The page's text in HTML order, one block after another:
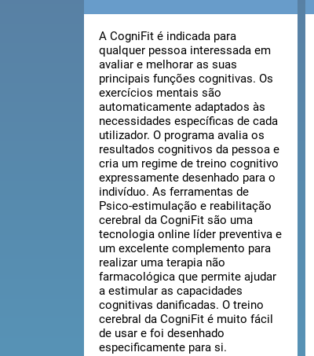
A CogniFit é indicada para
qualquer pessoa interessada em
avaliar e melhorar as suas
principais funções cognitivas. Os
exercícios mentais são
automaticamente adaptados às
necessidades específicas de cada
utilizador. O programa avalia os
resultados cognitivos da pessoa e
cria um regime de treino cognitivo
expressamente desenhado para o
indivíduo. As ferramentas de
Psico-estimulação e reabilitação
cerebral da CogniFit são uma
tecnologia online líder preventiva e
um excelente complemento para
realizar uma terapia não
farmacológica que permite ajudar
a estimular as capacidades
cognitivas danificadas. O treino
cerebral da CogniFit é muito fácil
de usar e foi desenhado
especificamente para si.